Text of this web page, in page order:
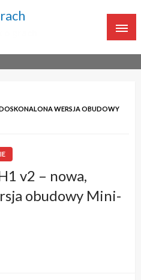
WERSJA OBUDOWY
v2 – nowa,
obudowy Mini-